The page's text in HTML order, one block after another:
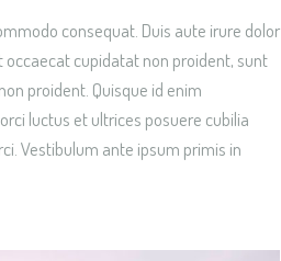
consequat. Duis aute irure dolor
cupidatat non proident, sunt
proident. Quisque id enim
luctus et ultrices posuere cubilia
Vestibulum ante ipsum primis in